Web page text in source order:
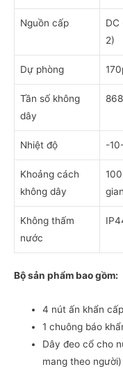
Nguồn cấp
DC
2)
Dự phòng
Tần số không
dây
Nhiệt độ -
Khoảng cách
không dây
Không thấm
nước
Bộ sản phẩm bao gồm:
4 nút ấn khẩn
1 chuông báo
Dây đeo cổ cho
mang theo người)